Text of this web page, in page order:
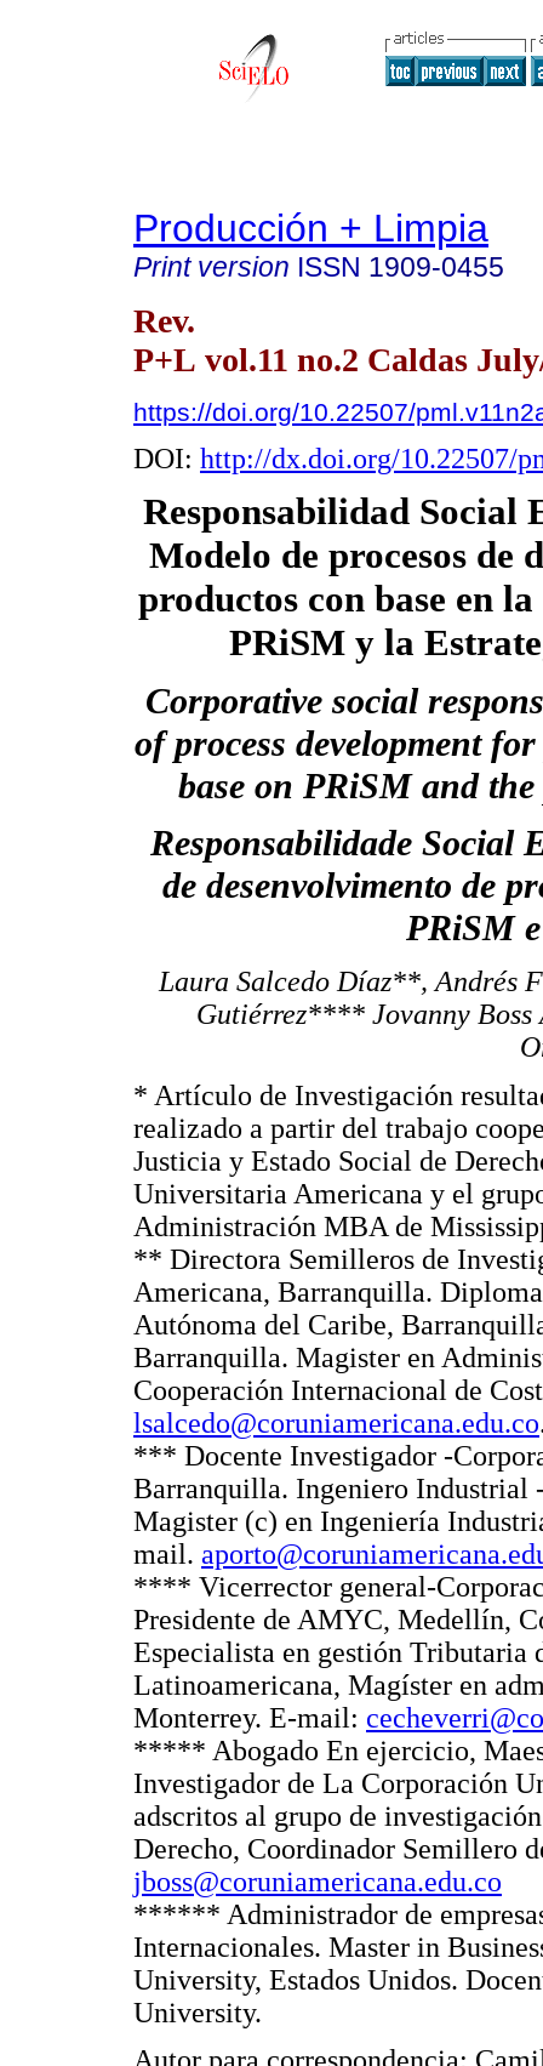
Producción + Limpia
Print version ISSN 1909-0455
Rev.
P+L vol.11 no.2 Caldas
https://doi.org/10.22507/
DOI: http://dx.doi.org/10.22507/
Responsabilidad Social
Modelo de procesos de
productos con base en
PRiSM y la
Corporative social
of process development
base on PRiSM and
Responsabilidade Social
de desenvolvimento de
PRiSM
Laura Salcedo Díaz**, Andrés
Gutiérrez**** Jovanny
* Artículo de Investigación
realizado a partir del trabajo
Justicia y Estado Social de
Universitaria Americana y el
Administración MBA de
** Directora Semilleros de
Americana, Barranquilla.
Autónoma del Caribe,
Barranquilla. Magister en
Cooperación Internacional de
lsalcedo@coruniamericana.edu.co
*** Docente Investigador -
Barranquilla. Ingeniero Industrial
Magister (c) en Ingeniería
mail.
**** Vicerrector general-
Presidente de AMYC, Medellín,
Especialista en gestión Tributaria
Latinoamericana, Magíster en
Monterrey. E-mail:
***** Abogado En ejercicio,
Investigador de La Corporación
adscritos al grupo de
Derecho, Coordinador Semillero
jboss@coruniamericana.edu.co
****** Administrador de
Internacionales. Master in
University, Estados Unidos.
University.